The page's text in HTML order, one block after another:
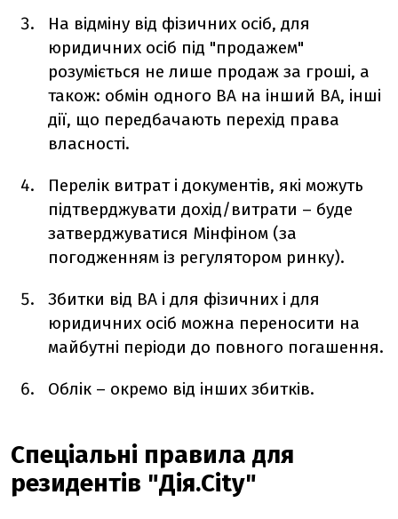
На відміну від фізичних осіб, для
юридичних осіб під "продажем"
розуміється не лише продаж за гроші, а
також: обмін одного ВА на інший ВА, інші
дії, що передбачають перехід права
власності.
Перелік витрат і документів, які можуть
підтверджувати дохід/витрати – буде
затверджуватися Мінфіном (за
погодженням із регулятором ринку).
Збитки від ВА і для фізичних і для
юридичних осіб можна переносити на
майбутні періоди до повного погашення.
Облік – окремо від інших збитків.
Спеціальні правила для
резидентів "Дія.City"